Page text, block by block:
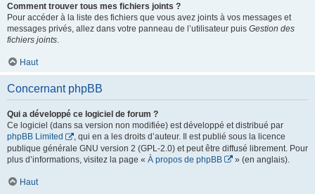
Comment trouver tous mes fichiers joints ?
Pour accéder à la liste des fichiers que vous avez joints à vos messages et
messages privés, allez dans votre panneau de l’utilisateur puis Gestion des
fichiers joints.
Haut
Concernant phpBB
Qui a développé ce logiciel de forum ?
Ce logiciel (dans sa version non modifiée) est développé et distribué par
phpBB Limited
, qui en a les droits d’auteur. Il est publié sous la licence
publique générale GNU version 2 (GPL-2.0) et peut être diffusé librement. Pour
plus d’informations, visitez la page « À propos de phpBB » (en anglais).
Haut